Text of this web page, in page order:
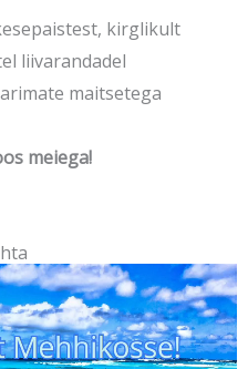
kirglikult
liivarandadel
maitsetega
meiega!